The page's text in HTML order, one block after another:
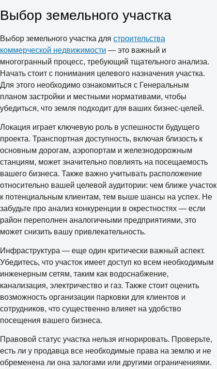
Выбор земельного участка
Выбор земельного участка для строительства
коммерческой недвижимости — это важный и
многогранный процесс, требующий тщательного анализа.
Начать стоит с понимания целевого назначения участка.
Для этого необходимо ознакомиться с Генеральным
планом застройки и местными нормативами, чтобы
убедиться, что земля подходит для ваших бизнес-целей.
Локация играет ключевую роль в успешности будущего
проекта. Транспортная доступность, включая близость к
основным дорогам, аэропортам и железнодорожным
станциям, может значительно повлиять на посещаемость
вашего бизнеса. Также важно учитывать расположение
относительно вашей целевой аудитории: чем ближе участок
к потенциальным клиентам, тем выше шансы на успех. Не
забудьте про анализ конкуренции в окрестностях — если
район переполнен аналогичными предприятиями, это
может снизить вашу привлекательность.
Инфраструктура — еще один критически важный аспект.
Убедитесь, что участок имеет доступ ко всем необходимым
инженерным сетям, таким как водоснабжение,
канализация, электричество и газ. Также стоит оценить
возможность организации парковки для клиентов и
сотрудников, что существенно влияет на удобство
посещения вашего бизнеса.
Правовой статус участка нельзя игнорировать. Проверьте,
есть ли у продавца все необходимые права на землю и не
обременена ли она залогами или другими ограничениями.